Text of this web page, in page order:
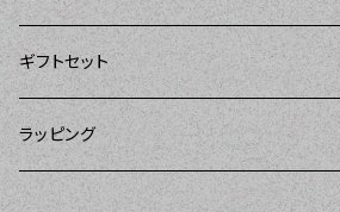
MOZI（モジ）
amorico（アモリコ）
I love Aprons（アラブエプロンズ）
DII（ディーアイアイ）
DII（ディーアイアイ）
amorico（アモリコ）
Sugar baby aprons（シュガーベイビー）
DII（ディーアイアイ）
Kitsch'n Glam（キッチングラム）
ギフトセット
ラッピング